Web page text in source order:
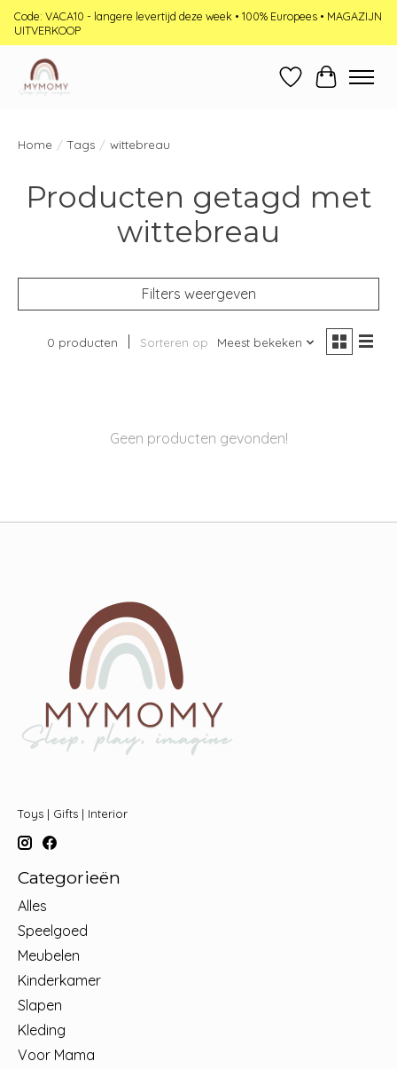
Code: VACA10 - langere levertijd deze week • 100% Europees • MAGAZIJN
UITVERKOOP
Verlanglijst
Home / Tags / wittebreau
Producten getagd met
wittebreau
Filters weergeven
0 producten Sorteren op Meest bekeken
Geen producten gevonden!
Toys | Gifts | Interior
Categorieën
Alles
Speelgoed
Meubelen
Kinderkamer
Slapen
Kleding
Voor Mama